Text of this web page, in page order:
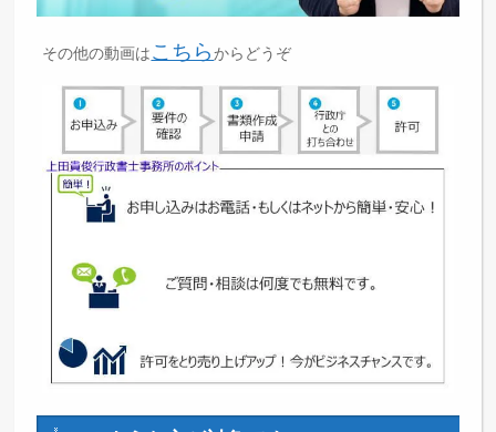
その他の動画はこちらからどうぞ